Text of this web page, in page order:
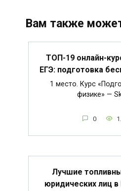
Вам также
ТОП-19 онлайн-
ЕГЭ: подготовка
1 место. Курс
физике» —
0
Лучшие
юридических лиц в